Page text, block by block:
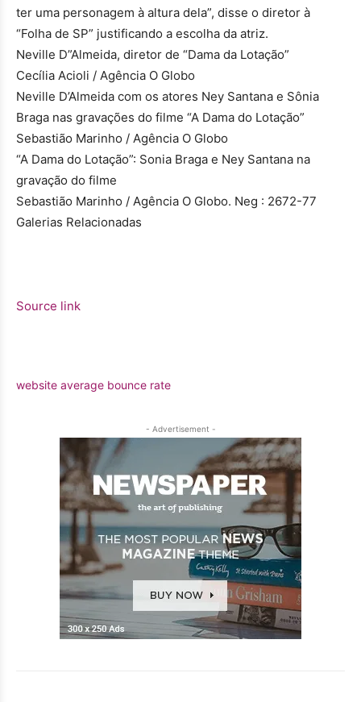
ter uma personagem à altura dela”, disse o diretor à
“Folha de SP” justificando a escolha da atriz.
Neville D”Almeida, diretor de “Dama da Lotação”
Cecília Acioli / Agência O Globo
Neville D’Almeida com os atores Ney Santana e Sônia
Braga nas gravações do filme “A Dama do Lotação”
Sebastião Marinho / Agência O Globo
“A Dama do Lotação”: Sonia Braga e Ney Santana na
gravação do filme
Sebastião Marinho / Agência O Globo. Neg : 2672-77
Galerias Relacionadas
Source link
website average bounce rate
- Advertisement -